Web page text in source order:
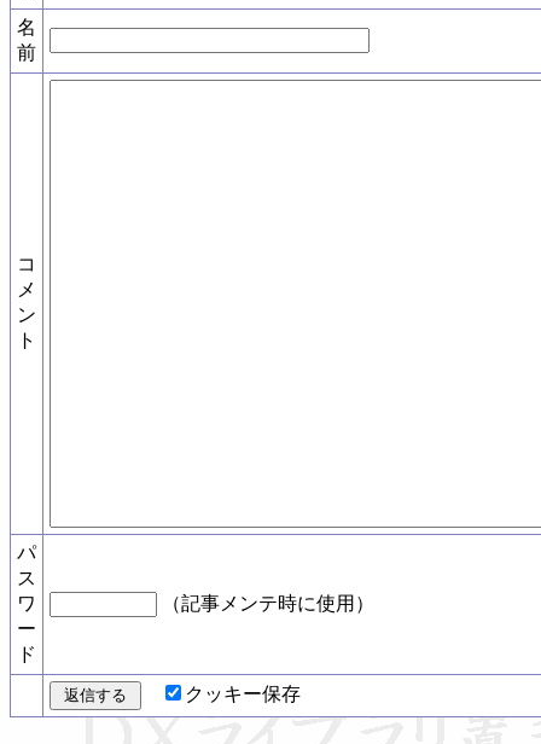
名
前
コ
メ
ン
ト
パ
ス
ワ
ー
ド
（記事メンテ時に使用）
クッキー保存